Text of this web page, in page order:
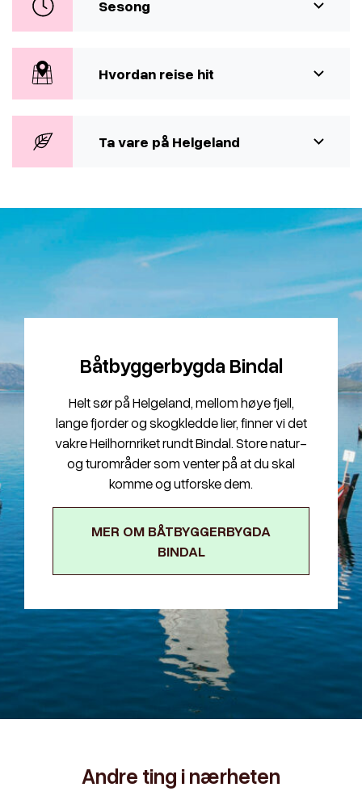
Sesong
Hvordan reise hit
Ta vare på Helgeland
Båtbyggerbygda Bindal
Helt sør på Helgeland, mellom høye fjell,
lange fjorder og skogkledde lier, finner vi det
vakre Heilhornriket rundt Bindal. Store natur-
og turområder som venter på at du skal
komme og utforske dem.
MER OM BÅTBYGGERBYGDA
BINDAL
Andre ting i nærheten